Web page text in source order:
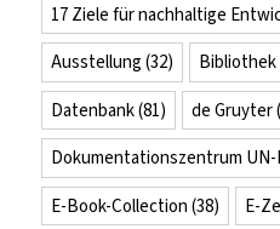
17 Ziele für nachhaltige
Ausstellung (32) Bibliothek
Datenbank(81) de Gruyter
Dokumentationszentrum UN-
E-Book-Collection (38) E-